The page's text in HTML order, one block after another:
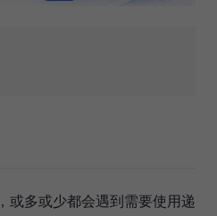
或多或少都会遇到需要使用递